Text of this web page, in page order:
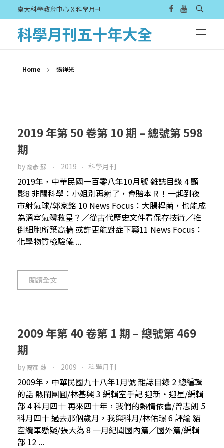
臺大科學教育中心 X 科學月刊
科學月刊五十年大全
Home 張祥光
2019 年第 50 卷第 10 期 – 總號第 598
期
by 裔彥 蘇 2019 科學月刊
2019年，中華民國一百零八年10月號 雜誌目錄 4 顯
影8 非關科學：小姐別再射了，會賠本Ｒ！一起到夜
市射氣球/郭家銘 10 News Focus：大腸桿菌，也能成
為溫室氣體救星？／從古代歷史文件看保存技術／推
倒細胞所築高牆 或許更能對症下藥11 News Focus：
化學物質檢驗儀 ...
閱讀全文
2009 年第 40 卷第 1 期 – 總號第 469
期
by 裔彥 蘇 2009 科學月刊
2009年，中華民國九十八年1月號 雜誌目錄 2 總編輯
的話 熱鬧團圓/林基興 3 編輯室手記 迎新・迎星/編輯
部 4 科月四十 再來四十年，我們的熱情依舊/曾志朗 5
科月四十 過去那個歲月，我與科月/林佑璟 6 評論 貓
空纜車懸疑/張大為 8 一月紀聞國內篇／國外篇/編輯
部 12 ...